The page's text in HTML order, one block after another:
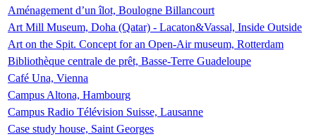
Aménagement d’un îlot, Boulogne Billancourt
Art Mill Museum, Doha (Qatar) - Lacaton&Vassal, Inside Outside
Art on the Spit. Concept for an Open-Air museum, Rotterdam
Bibliothèque centrale de prêt, Basse-Terre Guadeloupe
Café Una, Vienna
Campus Altona, Hambourg
Campus Radio Télévision Suisse, Lausanne
Case study house, Saint Georges